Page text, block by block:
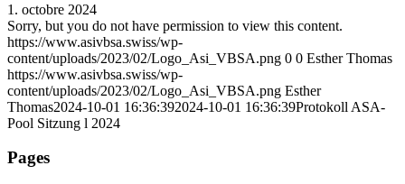
1. octobre 2024
Sorry, but you do not have permission to view this content.
https://www.asivbsa.swiss/wp-
content/uploads/2023/02/Logo_Asi_VBSA.png 0 0 Esther Thomas
https://www.asivbsa.swiss/wp-
content/uploads/2023/02/Logo_Asi_VBSA.png Esther
Thomas2024-10-01 16:36:392024-10-01 16:36:39Protokoll ASA-
Pool Sitzung l 2024
Pages